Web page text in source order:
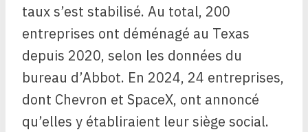
taux s’est stabilisé. Au total, 200
entreprises ont déménagé au Texas
depuis 2020, selon les données du
bureau d’Abbot. En 2024, 24 entreprises,
dont Chevron et SpaceX, ont annoncé
qu’elles y établiraient leur siège social.